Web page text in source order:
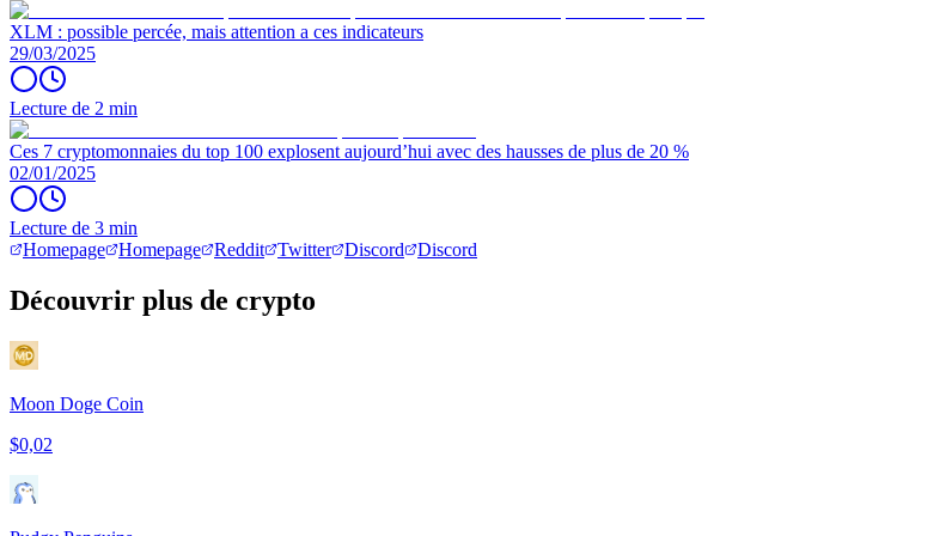
XLM : possible percée, mais attention a ces indicateurs
29/03/2025
Lecture de 2 min
Ces 7 cryptomonnaies du top 100 explosent aujourd’hui avec des hausses de plus de 20 %
02/01/2025
Lecture de 3 min
Homepage
Homepage Reddit Twitter Discord Discord
Découvrir plus de crypto
Moon Doge Coin
$0,02